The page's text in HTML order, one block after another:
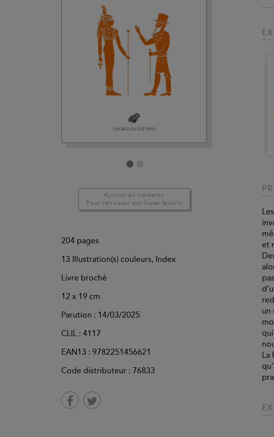
Ajouter au mémento
Pour retrouver vos livres favoris
204 pages
13 Illustration(s) couleurs, Index
Livre broché
12 x 19 cm
Parution : 14/03/2025
CLIL : 4117
EAN13 : 9782251456621
Code distributeur : 76833
et
un
La